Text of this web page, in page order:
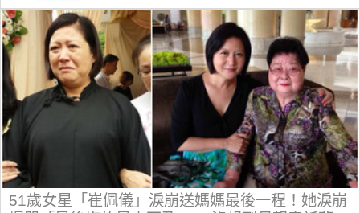
51歲女星「崔佩儀」淚崩送媽媽最後一程！她淚崩